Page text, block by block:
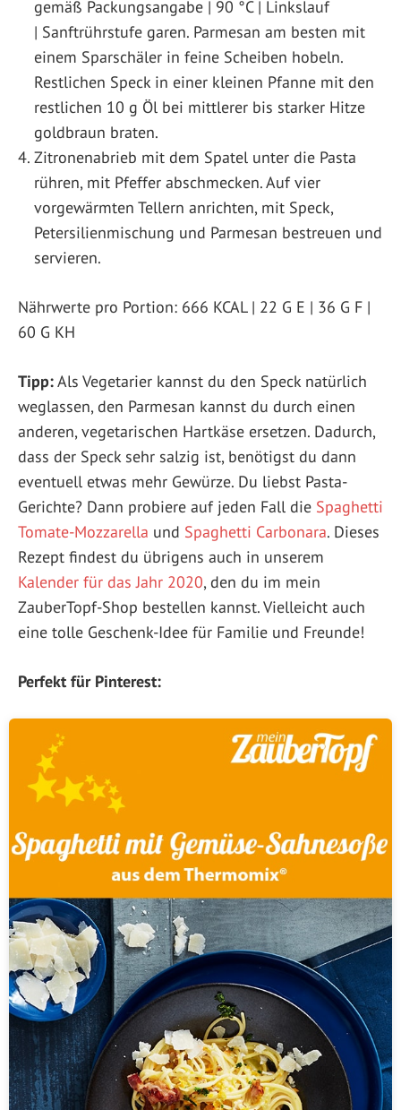
gemäß Packungsangabe | 90 °C | Linkslauf
| Sanftrührstufe garen. Parmesan am besten mit
einem Sparschäler in feine Scheiben hobeln.
Restlichen Speck in einer kleinen Pfanne mit den
restlichen 10 g Öl bei mittlerer bis starker Hitze
goldbraun braten.
Zitronenabrieb mit dem Spatel unter die Pasta
rühren, mit Pfeffer abschmecken. Auf vier
vorgewärmten Tellern anrichten, mit Speck,
Petersilienmischung und Parmesan bestreuen und
servieren.
Nährwerte pro Portion: 666 KCAL | 22 G E | 36 G F |
60 G KH
Tipp:Als Vegetarier kannst du den Speck natürlich
weglassen, den Parmesan kannst du durch einen
anderen, vegetarischen Hartkäse ersetzen. Dadurch,
dass der Speck sehr salzig ist, benötigst du dann
eventuell etwas mehr Gewürze. Du liebst Pasta-
Gerichte? Dann probiere auf jeden Fall die Spaghetti
Tomate-Mozzarella und Spaghetti Carbonara. Dieses
Rezept findest du übrigens auch in unserem
Kalender für das Jahr 2020, den du im mein
ZauberTopf-Shop bestellen kannst. Vielleicht auch
eine tolle Geschenk-Idee für Familie und Freunde!
Perfekt für Pinterest: